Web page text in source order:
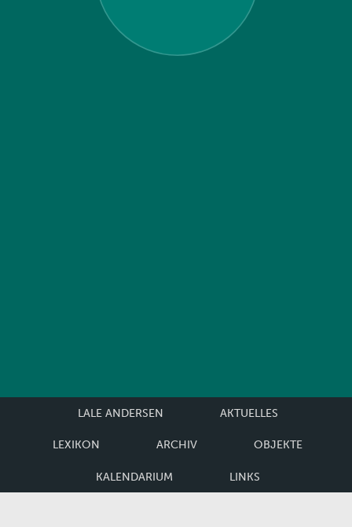
LALE ANDERSEN AKTUELLES
LEXIKON ARCHIV OBJEKTE
KALENDARIUM LINKS